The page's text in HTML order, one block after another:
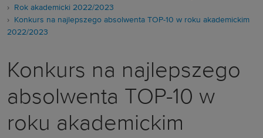
Rok akademicki 2022/2023
Konkurs na najlepszego absolwenta TOP-10 w roku akademickim
2022/2023
Konkurs na najlepszego
absolwenta TOP-10 w
roku akademickim